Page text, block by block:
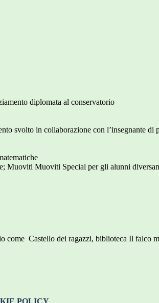
diplomata al conservatorio
svolto in collaborazione con l’insegnante di
Muoviti Muoviti Special per gli alunni
come Castello dei ragazzi, biblioteca Il falco